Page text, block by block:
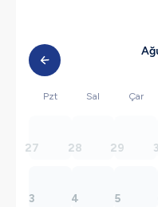
Pzt Sal Çar
27 28 29
3 4 5